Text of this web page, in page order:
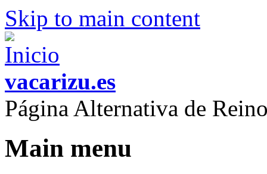
Skip to main content
vacarizu.es
Página Alternativa de
Main menu